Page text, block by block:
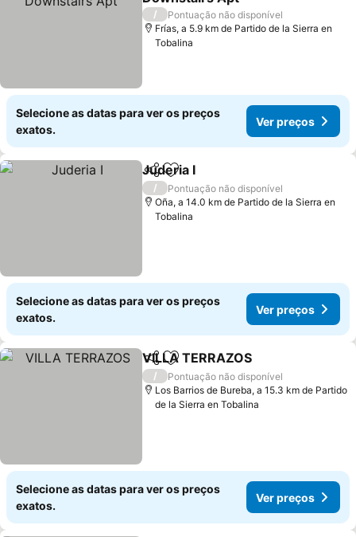
Ver preços
/
Pontuação não disponível
Frías, a 5.9 km de Partido de la Sierra en
Tobalina
Selecione as datas para ver os preços
exatos.
Ver preços
PartilharAdicionar aos favoritos
Juderia I
/
Pontuação não disponível
Oña, a 14.0 km de Partido de la Sierra en
Tobalina
Selecione as datas para ver os preços
exatos.
Ver preços
PartilharAdicionar aos favoritos
VILLA TERRAZOS
/
Pontuação não disponível
Los Barrios de Bureba, a 15.3 km de Partido
de la Sierra en Tobalina
Selecione as datas para ver os preços
exatos.
Ver preços